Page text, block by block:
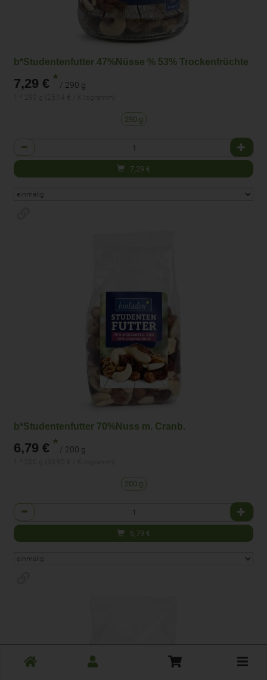
b*Studentenfutter 47%Nüsse % 53% Trockenfrüchte
7,29 € * / 290 g
290 g
Anzahl
7,29 €
b*Studentenfutter 70%Nuss m. Cranb.
6,79 € * / 200 g
200 g
Anzahl
6,79 €
Toggle